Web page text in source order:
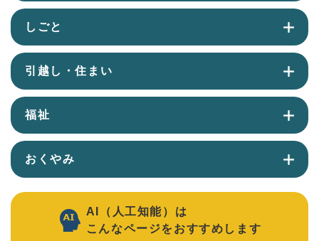
しごと
引越し・住まい
福祉
おくやみ
AI（人工知能）は
こんなページをおすすめします